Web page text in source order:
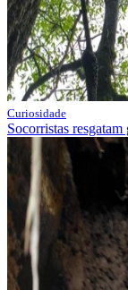
Curiosidade
Socorristas